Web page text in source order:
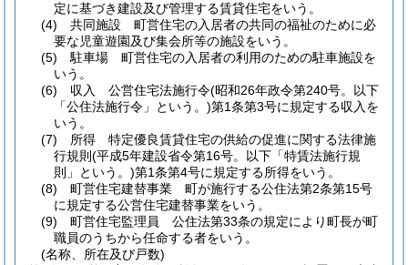
定に基づき建設及び管理する賃貸住宅をいう。
(4)
共同施設 町営住宅の入居者の共同の福祉のために必
要な児童遊園及び集会所等の施設をいう。
(5)
駐車場 町営住宅の入居者の利用のための駐車施設を
いう。
(6)
収入 公営住宅法施行令(昭和26年政令第240号。以下
「公住法施行令」という。)第1条第3号に規定する収入を
いう。
(7)
所得 特定優良賃貸住宅の供給の促進に関する法律施
行規則 (平成5年建設省令第16号。以下「特賃法施行規
則」という。)第1条第4号に規定する所得をいう。
(8)
町営住宅建替事業 町が施行する公住法第2条第15号
に規定する公営住宅建替事業をいう。
(9)
町営住宅監理員 公住法第33条の規定により町長が町
職員のうちから任命する者をいう。
(名称、所在及び戸数)